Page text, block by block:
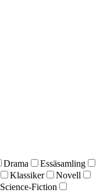
Drama
Essäsamling
Klassiker
Novell
Science-Fiction